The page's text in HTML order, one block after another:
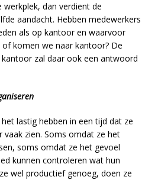
dan verdient de
aandacht. Hebben medewerkers
als op kantoor en waarvoor
komen we naar kantoor? De
zal daar ook een antwoord
lastig hebben in een tijd dat ze
vaak zien. Soms omdat ze het
soms omdat ze het gevoel
kunnen controleren wat hun
wel productief genoeg, doen ze